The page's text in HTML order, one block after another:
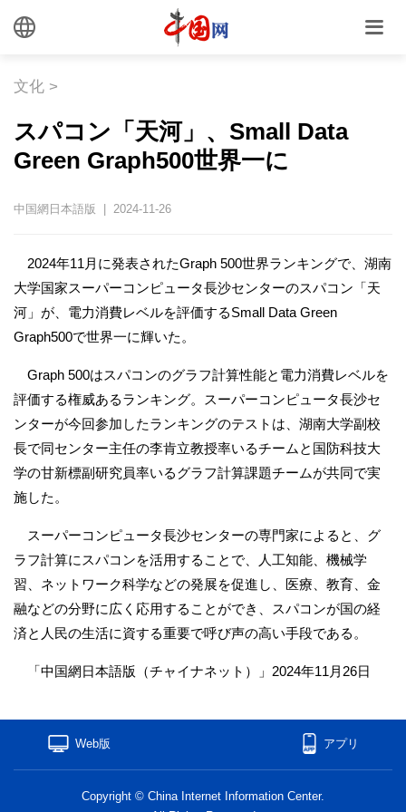
文化 >
スパコン「天河」、Small Data
Green Graph500世界一に
中国網日本語版 | 2024-11-26
2024年11月に発表されたGraph 500世界ランキングで、湖南
大学国家スーパーコンピュータ長沙センターのスパコン「天
河」が、電力消費レベルを評価するSmall Data Green
Graph500で世界一に輝いた。
Graph 500はスパコンのグラフ計算性能と電力消費レベルを
評価する権威あるランキング。スーパーコンピュータ長沙セ
ンターが今回参加したランキングのテストは、湖南大学副校
長で同センター主任の李肯立教授率いるチームと国防科技大
学の甘新標副研究員率いるグラフ計算課題チームが共同で実
施した。
スーパーコンピュータ長沙センターの専門家によると、グ
ラフ計算にスパコンを活用することで、人工知能、機械学
習、ネットワーク科学などの発展を促進し、医療、教育、金
融などの分野に広く応用することができ、スパコンが国の経
済と人民の生活に資する重要で呼び声の高い手段である。
「中国網日本語版（チャイナネット）」2024年11月26日
Web版 アプリ
Copyright © China Internet Information Center.